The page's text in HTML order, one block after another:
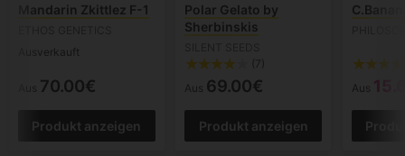
Mandarin Zkittlez F-1
Ausverkauft
70.00€
Produkt anzeigen
Polar Gelato by
Sherbinskis
(7)
Aus 69.00€
Produkt anzeigen
Aus